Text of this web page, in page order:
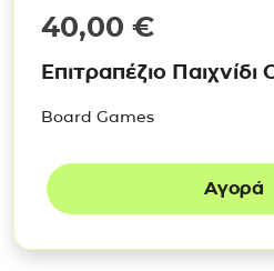
40,00 €
Επιτραπέζιο
Board Games
Αγορά